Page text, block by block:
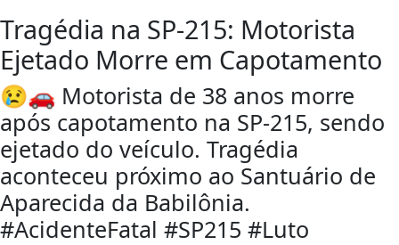
Tragédia na SP-215: Motorista
Ejetado Morre em Capotamento
😢🚗 Motorista de 38 anos morre
após capotamento na SP-215, sendo
ejetado do veículo. Tragédia
aconteceu próximo ao Santuário de
Aparecida da Babilônia.
#AcidenteFatal #SP215 #Luto